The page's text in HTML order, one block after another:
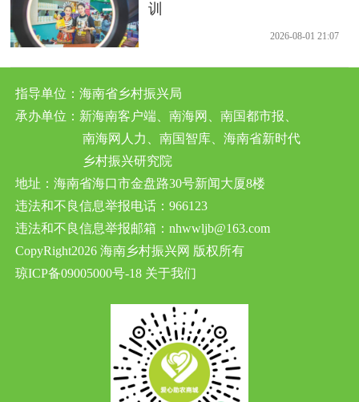
训
2026-08-01 21:07
指导单位：海南省乡村振兴局
承办单位：新海南客户端、南海网、南国都市报、
南海网人力、南国智库、海南省新时代
乡村振兴研究院
地址：海南省海口市金盘路30号新闻大厦8楼
违法和不良信息举报电话：966123
违法和不良信息举报邮箱：nhwwljb@163.com
CopyRight2026 海南乡村振兴网 版权所有
琼ICP备09005000号-18 关于我们